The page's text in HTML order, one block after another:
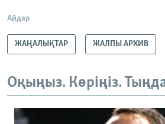
Айдар
ЖАҢАЛЫҚТАР ЖАЛПЫ АРХИВ
Оқыңыз. Көріңіз.